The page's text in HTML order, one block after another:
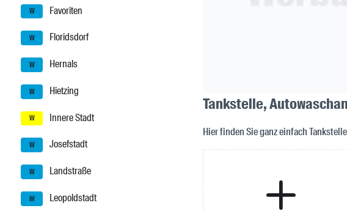
W Favoriten
W Floridsdorf
W Hernals
W Hietzing
W Innere Stadt
W Josefstadt
W Landstraße
W Leopoldstadt
Tankstelle,
Hier finden Sie ganz einfach